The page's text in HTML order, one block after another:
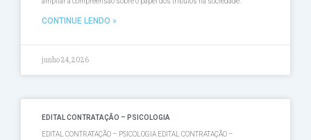
CONTINUE LENDO »
junho 24, 2026
EDITAL CONTRATAÇÃO – PSICOLOGIA
EDITAL CONTRATAÇÃO – PSICOLOGIA EDITAL CONTRATAÇÃO –